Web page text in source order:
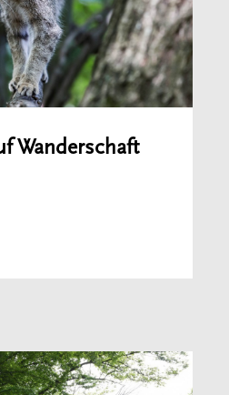
Wanderschaft